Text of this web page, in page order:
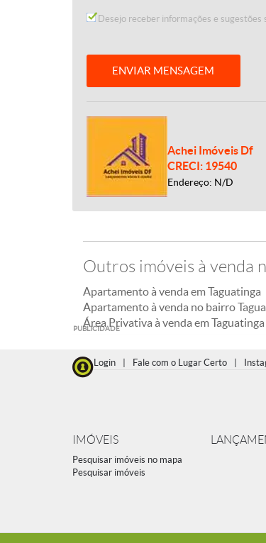
Desejo receber informações e
ENVIAR MENSAGEM
Achei Imóveis Df
CRECI: 19540
Endereço: N/D
Outros imóveis à venda
Apartamento à venda em Taguatinga
Apartamento à venda no bairro
Área Privativa à venda em Taguatinga
PUBLICIDADE
Login Fale com o Lugar Certo
IMÓVEIS
Pesquisar imóveis no mapa
Pesquisar imóveis